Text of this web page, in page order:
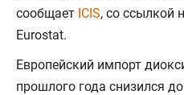
сообщает ICIS, со ссылкой
Eurostat.
Европейский импорт
прошлого года снизился